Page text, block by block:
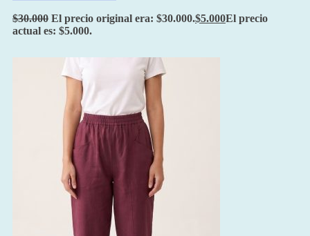
$30.000 El precio original era: $30.000.$5.000El precio
actual es: $5.000.